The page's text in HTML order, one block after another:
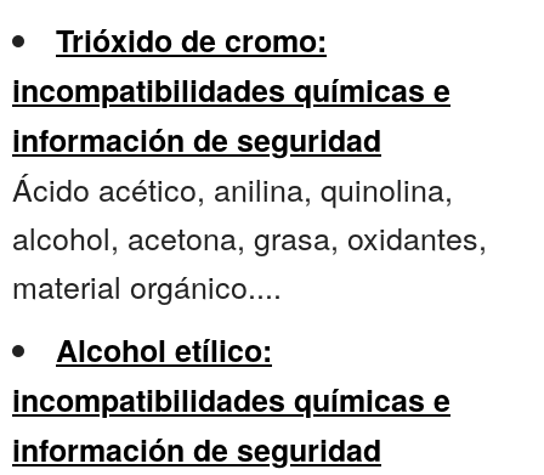
Trióxido de cromo:
incompatibilidades químicas e
información de seguridad
Ácido acético, anilina, quinolina,
alcohol, acetona, grasa, oxidantes,
material orgánico....
Alcohol etílico:
incompatibilidades químicas e
información de seguridad